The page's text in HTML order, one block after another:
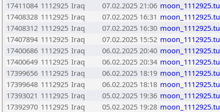
17411084 1112925 Iraq 07.02.2025 21:06
17408328 1112925 Iraq 07.02.2025 16:31
17408312 1112925 Iraq 07.02.2025 16:30
17407894 1112925 Iraq 07.02.2025 15:52
17400686 1112925 Iraq 06.02.2025 20:40
17400649 1112925 Iraq 06.02.2025 20:34
17399656 1112925 Iraq 06.02.2025 18:19
17399648 1112925 Iraq 06.02.2025 18:18
17393021 1112925 Iraq 05.02.2025 19:36
17392970 1112925 Iraq 05.02.2025 19:28